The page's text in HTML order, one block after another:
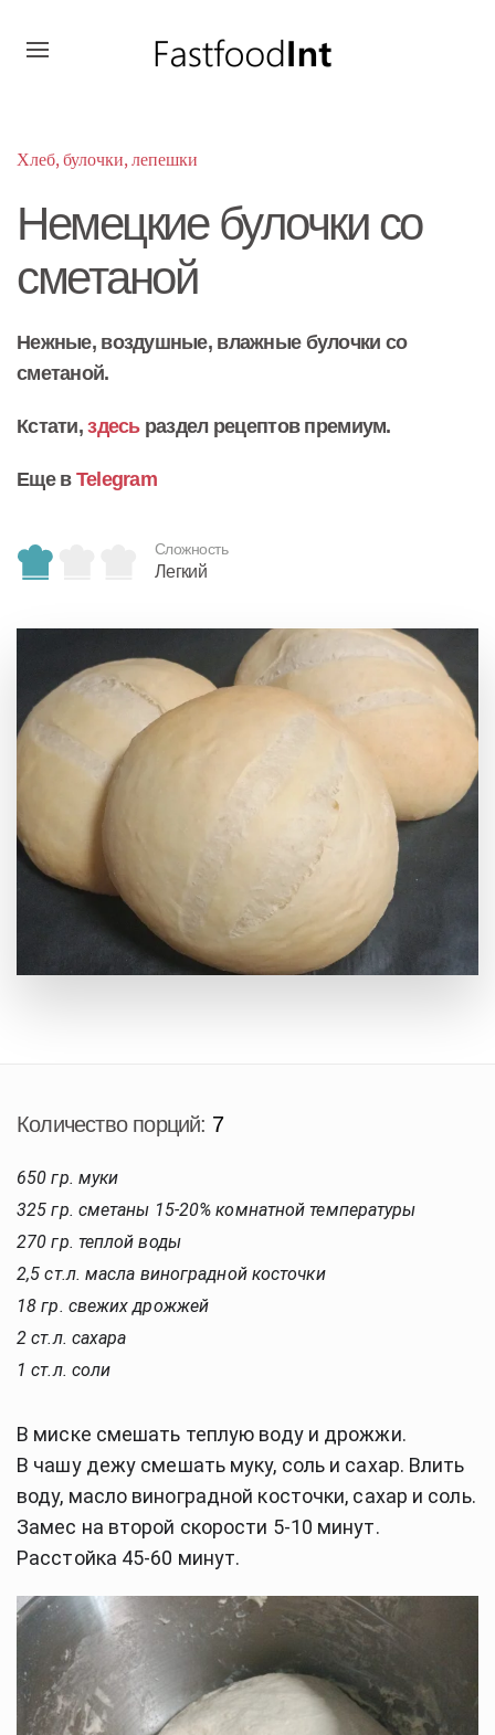
Хлеб, булочки, лепешки
Немецкие булочки со
сметаной
Нежные, воздушные, влажные булочки со
сметаной.
Кстати,здесьраздел рецептов премиум.
Еще в Telegram
Сложность
Легкий
Количество порций: 7
650 гр. муки
325 гр. сметаны 15-20% комнатной температуры
270 гр. теплой воды
2,5 ст.л. масла виноградной косточки
18 гр. свежих дрожжей
2 ст.л. сахара
1 ст.л. соли
В миске смешать теплую воду и дрожжи.
В чашу дежу смешать муку, соль и сахар. Влить
воду, масло виноградной косточки, сахар и соль.
Замес на второй скорости 5-10 минут.
Расстойка 45-60 минут.